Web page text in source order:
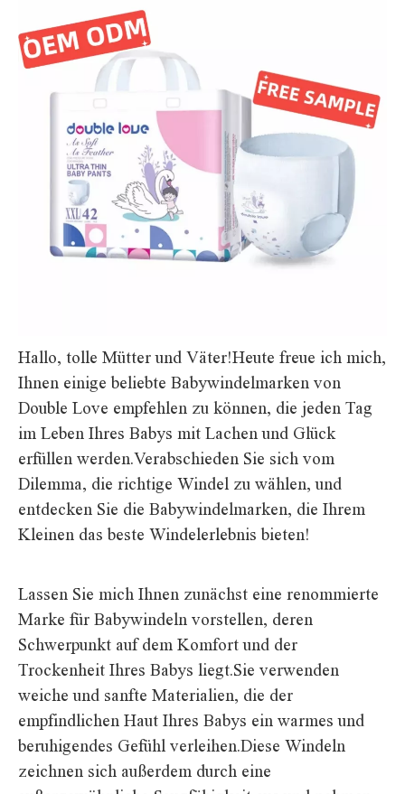
Hallo, tolle Mütter und Väter!Heute freue ich mich,
Ihnen einige beliebte Babywindelmarken von
Double Love empfehlen zu können, die jeden Tag
im Leben Ihres Babys mit Lachen und Glück
erfüllen werden.Verabschieden Sie sich vom
Dilemma, die richtige Windel zu wählen, und
entdecken Sie die Babywindelmarken, die Ihrem
Kleinen das beste Windelerlebnis bieten!
Lassen Sie mich Ihnen zunächst eine renommierte
Marke für Babywindeln vorstellen, deren
Schwerpunkt auf dem Komfort und der
Trockenheit Ihres Babys liegt.Sie verwenden
weiche und sanfte Materialien, die der
empfindlichen Haut Ihres Babys ein warmes und
beruhigendes Gefühl verleihen.Diese Windeln
zeichnen sich außerdem durch eine